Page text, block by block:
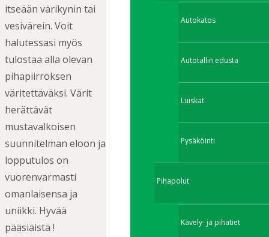
Autokatos
Autotallin edusta
Luiskat
Pysäköinti
Pihapolut
Kävely- ja pihatiet
itseään värikynin tai
vesivärein. Voit
halutessasi myös
tulostaa alla olevan
pihapiirroksen
väritettäväksi. Värit
herättävät
mustavalkoisen
suunnitelman eloon ja
lopputulos on
vuorenvarmasti
omanlaisensa ja
uniikki. Hyvää
pääsiäistä !